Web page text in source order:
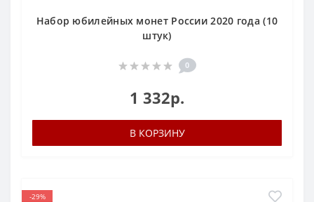
Набор юбилейных монет России 2020 года (10
штук)
0
1 332р.
В КОРЗИНУ
-29%